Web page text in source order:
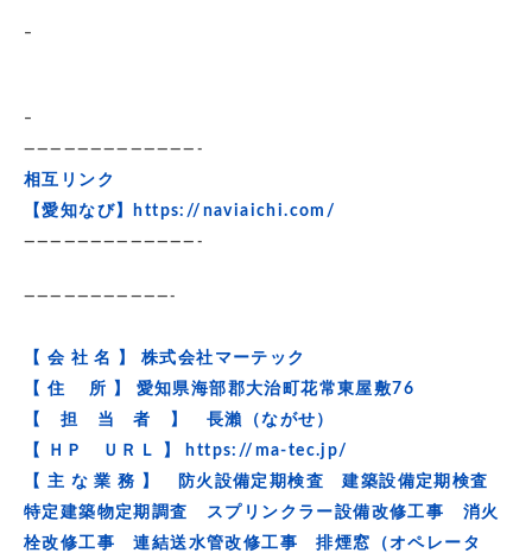
–
–
—————————————-
相互リンク
【愛知なび】
https://naviaichi.com/
—————————————-
———————————-
【 会 社 名 】 株式会社マーテック
【 住 所 】 愛知県海部郡大治町花常東屋敷76
【 担 当 者 】 長瀨（ながせ）
【 ＨＰ ＵＲＬ 】
https://ma-tec.jp/
【 主 な 業 務 】 防火設備定期検査 建築設備定期検査
特定建築物定期調査 スプリンクラー設備改修工事 消火
栓改修工事 連結送水管改修工事 排煙窓（オペレータ